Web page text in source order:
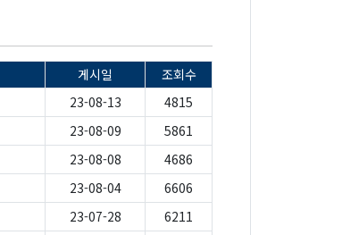
게시일
조회수
23-08-13
4815
23-08-09
5861
23-08-08
4686
23-08-04
6606
23-07-28
6211